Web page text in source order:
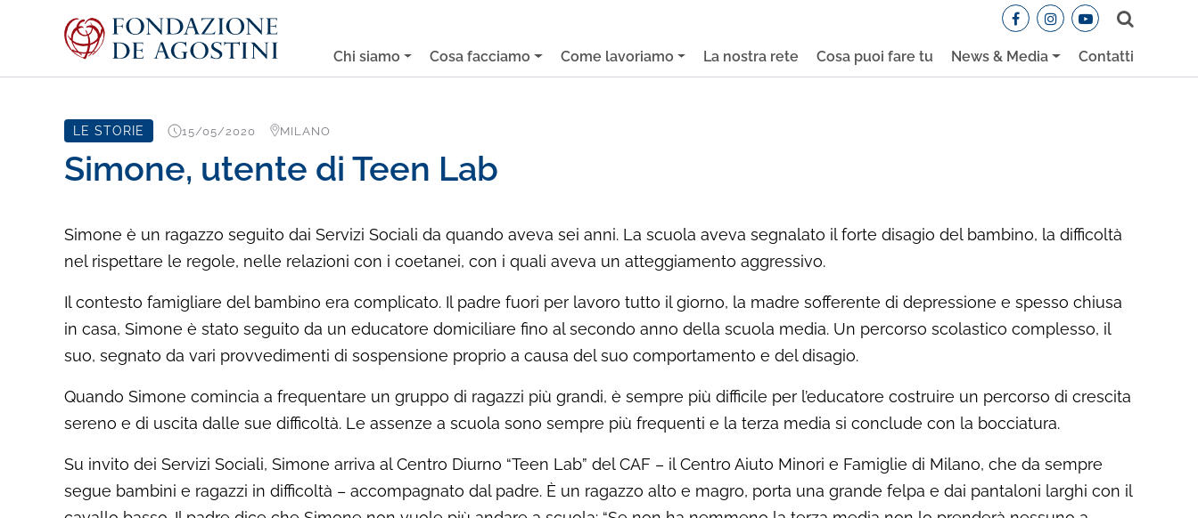
Cerca
Chi siamo Cosa facciamo Come lavoriamo La nostra rete Cosa puoi fare tu News & Media Contatti
LE STORIE 15/05/2020 MILANO
Simone, utente di Teen Lab
Simone è un ragazzo seguito dai Servizi Sociali da quando aveva sei anni. La scuola aveva segnalato il forte disagio del bambino, la difficoltà
nel rispettare le regole, nelle relazioni con i coetanei, con i quali aveva un atteggiamento aggressivo.
Il contesto famigliare del bambino era complicato. Il padre fuori per lavoro tutto il giorno, la madre sofferente di depressione e spesso chiusa
in casa, Simone è stato seguito da un educatore domiciliare fino al secondo anno della scuola media. Un percorso scolastico complesso, il
suo, segnato da vari provvedimenti di sospensione proprio a causa del suo comportamento e del disagio.
Quando Simone comincia a frequentare un gruppo di ragazzi più grandi, è sempre più difficile per l’educatore costruire un percorso di crescita
sereno e di uscita dalle sue difficoltà. Le assenze a scuola sono sempre più frequenti e la terza media si conclude con la bocciatura.
Su invito dei Servizi Sociali, Simone arriva al Centro Diurno “Teen Lab” del CAF – il Centro Aiuto Minori e Famiglie di Milano, che da sempre
segue bambini e ragazzi in difficoltà – accompagnato dal padre. È un ragazzo alto e magro, porta una grande felpa e dai pantaloni larghi con il